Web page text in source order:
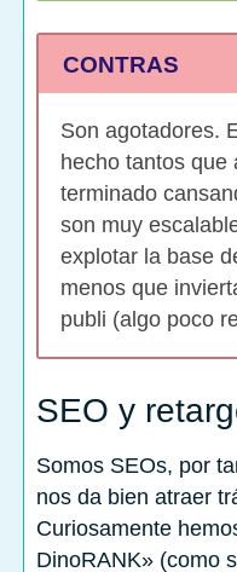
CONTRAS
Son agotadores.
hecho tantos que
terminado
son muy
explotar la base
menos que
publi (algo poco
SEO y
Somos SEOs, por
nos da bien atraer
Curiosamente
DinoRANK» (como